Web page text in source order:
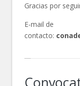
Gracias por
E-mail de
contacto: